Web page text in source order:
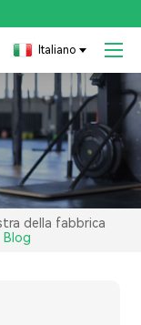
Italiano
della fabbrica
Blog